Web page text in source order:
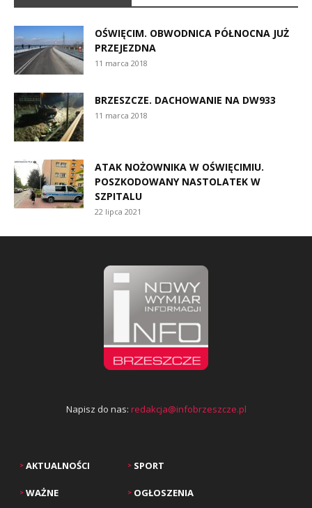
OŚWIĘCIM. OBWODNICA PÓŁNOCNA JUŻ
PRZEJEZDNA
11 marca 2018
BRZESZCZE. DACHOWANIE NA DW933
11 marca 2018
ATAK NOŻOWNIKA W OŚWIĘCIMIU.
POSZKODOWANY NASTOLATEK W
SZPITALU
22 lipca 2021
Napisz do nas: redakcja@infobrzeszcze.pl
> AKTUALNOŚCI
> WAŻNE
> SPORT
> OGŁOSZENIA